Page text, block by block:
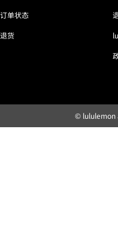
订单状态
退货
© lululemon